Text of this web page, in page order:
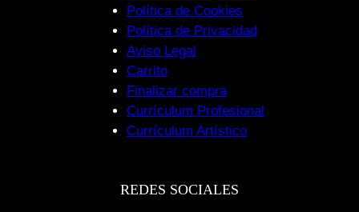
Política de Cookies
Política de Privacidad
Aviso Legal
Carrito
Finalizar compra
Currículum Profesional
Currículum Artístico
REDES SOCIALES